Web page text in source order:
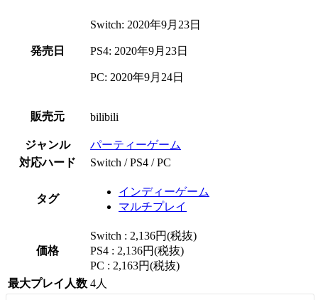
発売日
Switch: 2020年9月23日
PS4: 2020年9月23日
PC: 2020年9月24日
販売元 bilibili
ジャンル
パーティーゲーム
対応ハード
Switch / PS4 / PC
タグ
インディーゲーム
マルチプレイ
価格
Switch : 2,136円(税抜)
PS4 : 2,136円(税抜)
PC : 2,163円(税抜)
最大プレイ人数 4人